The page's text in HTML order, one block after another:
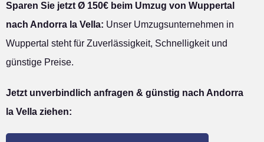
Sparen Sie jetzt Ø 150€ beim Umzug von Wuppertal
nach Andorra la Vella: Unser Umzugsunternehmen in
Wuppertal steht für Zuverlässigkeit, Schnelligkeit und
günstige Preise.
Jetzt unverbindlich anfragen & günstig nach Andorra
la Vella ziehen: